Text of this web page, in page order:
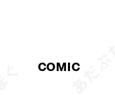
COMIC